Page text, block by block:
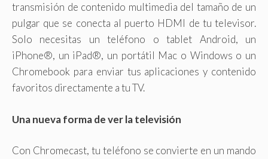
transmisión de contenido multimedia del tamaño de un
pulgar que se conecta al puerto HDMI de tu televisor.
Solo necesitas un teléfono o tablet Android, un
iPhone®, un iPad®, un portátil Mac o Windows o un
Chromebook para enviar tus aplicaciones y contenido
favoritos directamente a tu TV.
Una nueva forma de ver la televisión
Con Chromecast, tu teléfono se convierte en un mando